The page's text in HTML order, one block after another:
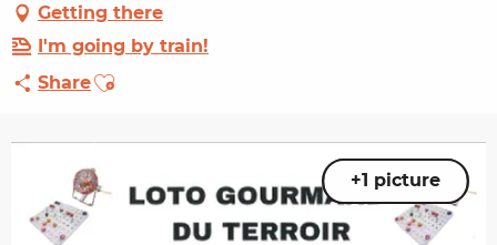
Getting there
I'm going by train!
ShareAjouter aux favoris
+1 picture